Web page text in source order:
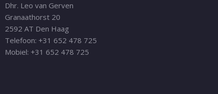
Dhr. Leo van Gerven
Granaathorst 20
2592 AT Den Haag
Telefoon: +31 652 478 725
Mobiel: +31 652 478 725